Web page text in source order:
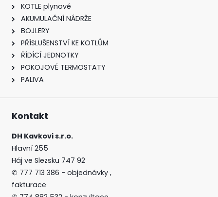
KOTLE plynové
AKUMULAČNÍ NÁDRŽE
BOJLERY
PŘÍSLUŠENSTVÍ KE KOTLŮM
ŘÍDÍCÍ JEDNOTKY
POKOJOVÉ TERMOSTATY
PALIVA
Kontakt
DH Kavkovi s.r.o.
Hlavní 255
Háj ve Slezsku 747 92
✆ 777 713 386 - objednávky ,
fakturace